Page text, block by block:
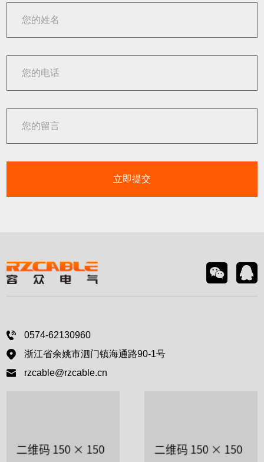
立即提交
0574-62130960
浙江省余姚市泗门镇海通路90-1号
rzcable@rzcable.cn